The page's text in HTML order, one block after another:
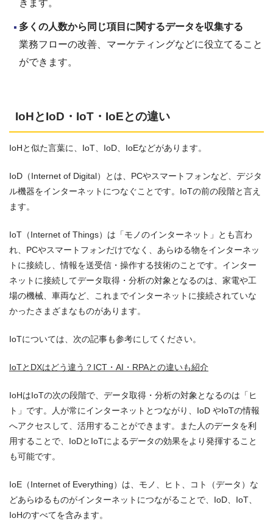
きます。
多くの人数から同じ項目に関するデータを収集する
業務フローの改善、マーケティングなどに役立てること
ができます。
IoHとIoD・IoT・IoEとの違い
IoHと似た言葉に、IoT、IoD、IoEなどがあります。
IoD（Internet of Digital）とは、PCやスマートフォンなど、デジタ
ル機器をインターネットにつなぐことです。IoTの前の段階と言え
ます。
IoT（Internet of Things）は「モノのインターネット」とも言わ
れ、PCやスマートフォンだけでなく、あらゆる物をインターネッ
トに接続し、情報を送受信・操作する技術のことです。インター
ネットに接続してデータ取得・分析の対象となるのは、家電や工
場の機械、車両など、これまでインターネットに接続されていな
かったさまざまなものがあります。
IoTについては、次の記事も参考にしてください。
IoTとDXはどう違う？ICT・AI・RPAとの違いも紹介
IoHはIoTの次の段階で、データ取得・分析の対象となるのは「ヒ
ト」です。人が常にインターネットとつながり、IoD やIoTの情報
へアクセスして、活用することができます。また人のデータを利
用することで、IoDとIoTによるデータの効果をより発揮すること
も可能です。
IoE（Internet of Everything）は、モノ、ヒト、コト（データ）な
どあらゆるものがインターネットにつながることで、IoD、IoT、
IoHのすべてを含みます。